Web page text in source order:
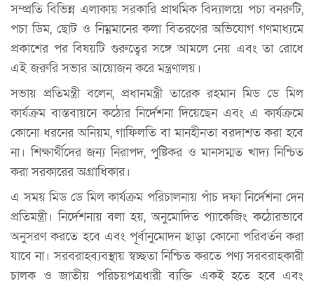
সম্প্রতি বিভিন্ন এলাকায় সরকারি প্রাথমিক বিদ্যালয়ে পচা বনরুটি,
পচা ডিম, ছোট ও নিম্নমানের কলা বিতরণের অভিযোগ গণমাধ্যমে
প্রকাশের পর বিষয়টি গুরুত্বের সঙ্গে আমলে নেয় এবং তা রোধে
এই জরুরি সভার আয়োজন করে মন্ত্রণালয়।
সভায় প্রতিমন্ত্রী বলেন, প্রধানমন্ত্রী তারেক রহমান মিড ডে মিল
কার্যক্রম বাস্তবায়নে কঠোর নির্দেশনা দিয়েছেন এবং এ কার্যক্রমে
কোনো ধরনের অনিয়ম, গাফিলতি বা মানহীনতা বরদাশত করা হবে
না। শিক্ষার্থীদের জন্য নিরাপদ, পুষ্টিকর ও মানসম্মত খাদ্য নিশ্চিত
করা সরকারের অগ্রাধিকার।
এ সময় মিড ডে মিল কার্যক্রম পরিচালনায় পাঁচ দফা নির্দেশনা দেন
প্রতিমন্ত্রী। নির্দেশনায় বলা হয়, অনুমোদিত প্যাকেজিং কঠোরভাবে
অনুসরণ করতে হবে এবং পূর্বানুমোদন ছাড়া কোনো পরিবর্তন করা
যাবে না। সরবরাহব্যবস্থায় স্বচ্ছতা নিশ্চিত করতে পণ্য সরবরাহকারী
চালক ও জাতীয় পরিচয়পত্রধারী ব্যক্তি একই হতে হবে এবং